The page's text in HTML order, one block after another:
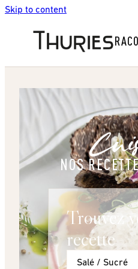
Skip to content
NOS
Trouvez
recette